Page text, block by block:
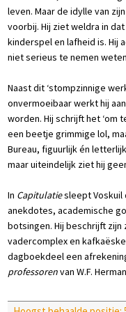
leven. Maar de idylle van
voorbij. Hij ziet weldra in
kinderspel en lafheid is. Hij
niet serieus te nemen
Naast dit ‘stompzinnige
onvermoeibaar werkt hij
worden. Hij schrijft het ‘om
een beetje grimmige lol,
Bureau, figuurlijk én
maar uiteindelijk ziet hij
In Capitulatiesleept Voskuil
anekdotes, academische
botsingen. Hij beschrijft
vadercomplex en
dagboekdeel een
professorenvan W.F.